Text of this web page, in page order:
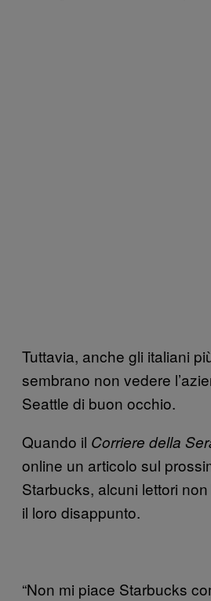
Tuttavia, anche gli italiani
sembrano non vedere
Seattle di buon occhio.
Quando il Corriere della
online un articolo sul
Starbucks, alcuni lettori
il loro disappunto.
“Non mi piace Starbucks